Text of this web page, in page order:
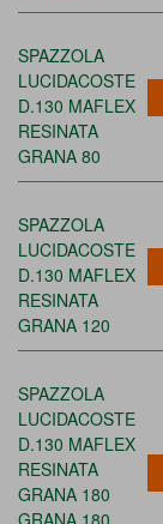
SPAZZOLA
LUCIDACOSTE
D.130 MAFLEX
RESINATA
GRANA 80
SPAZZOLA
LUCIDACOSTE
D.130 MAFLEX
RESINATA
GRANA 120
SPAZZOLA
LUCIDACOSTE
D.130 MAFLEX
RESINATA
GRANA 180
GRANA 180